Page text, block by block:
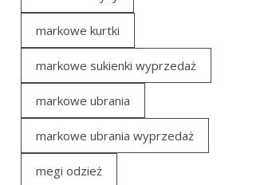
markowe kurtki
markowe sukienki wyprzedaż
markowe ubrania
markowe ubrania wyprzedaż
megi odzież